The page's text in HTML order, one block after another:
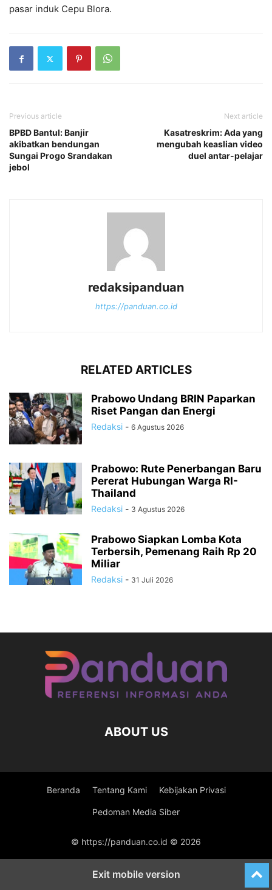
pasar induk Cepu Blora.
Previous article
BPBD Bantul: Banjir
akibatkan bendungan
Sungai Progo Srandakan
jebol
Next article
Kasatreskrim: Ada yang
mengubah keaslian video
duel antar-pelajar
redaksipanduan
https://panduan.co.id
RELATED ARTICLES
Prabowo Undang BRIN Paparkan
Riset Pangan dan Energi
Redaksi - 6 Agustus 2026
Prabowo: Rute Penerbangan Baru
Pererat Hubungan Warga RI-
Thailand
Redaksi - 3 Agustus 2026
Prabowo Siapkan Lomba Kota
Terbersih, Pemenang Raih Rp 20
Miliar
Redaksi - 31 Juli 2026
ABOUT US
Beranda Tentang Kami Kebijakan Privasi
Pedoman Media Siber
© https://panduan.co.id © 2026
Exit mobile version